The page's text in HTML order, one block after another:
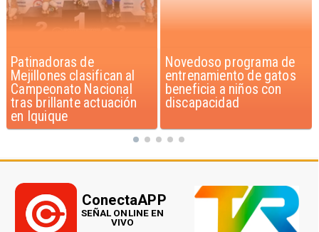
Novedoso programa de
entrenamiento de gatos
beneficia a niños con
discapacidad
Alarmante hábito en
jóvenes de 13 a 15 años
según encuesta del
Minsal
ConectaAPP
SEÑAL ONLINE EN
VIVO